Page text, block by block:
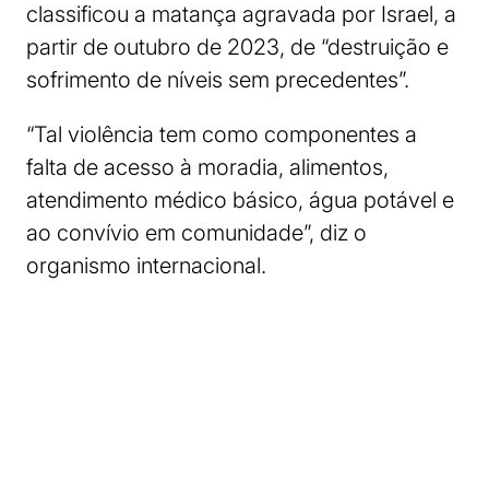
classificou a matança agravada por Israel, a
partir de outubro de 2023, de “destruição e
sofrimento de níveis sem precedentes”.
“Tal violência tem como componentes a
falta de acesso à moradia, alimentos,
atendimento médico básico, água potável e
ao convívio em comunidade”, diz o
organismo internacional.